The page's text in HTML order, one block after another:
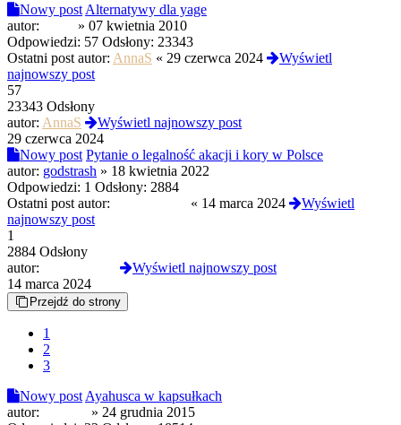
Nowy post Alternatywy dla yage
autor:
» 07 kwietnia 2010
Odpowiedzi: 57 Odsłony: 23343
Ostatni post autor: AnnaS « 29 czerwca 2024
Wyświetl
najnowszy post
57
23343 Odsłony
autor: AnnaS
Wyświetl najnowszy post
29 czerwca 2024
Nowy post Pytanie o legalność akacji i kory w Polsce
autor: godstrash » 18 kwietnia 2022
Odpowiedzi: 1 Odsłony: 2884
Ostatni post autor:
« 14 marca 2024
Wyświetl
najnowszy post
1
2884 Odsłony
autor:
Wyświetl najnowszy post
14 marca 2024
Przejdź do strony
1
2
3
Nowy post Ayahusca w kapsułkach
autor:
» 24 grudnia 2015